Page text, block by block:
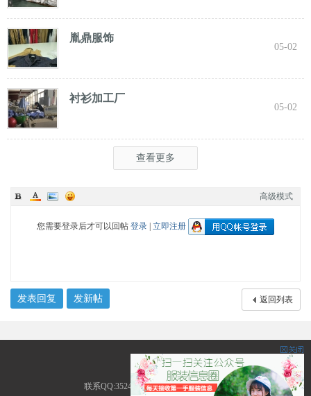
胤鼎服饰
05-02
衬衫加工厂
05-02
查看更多
高级模式
您需要登录后才可以回帖 登录 立即注册
发表回复 发新帖 返回列表
服装圈
联系QQ:3524226535 地址:广东省广州市